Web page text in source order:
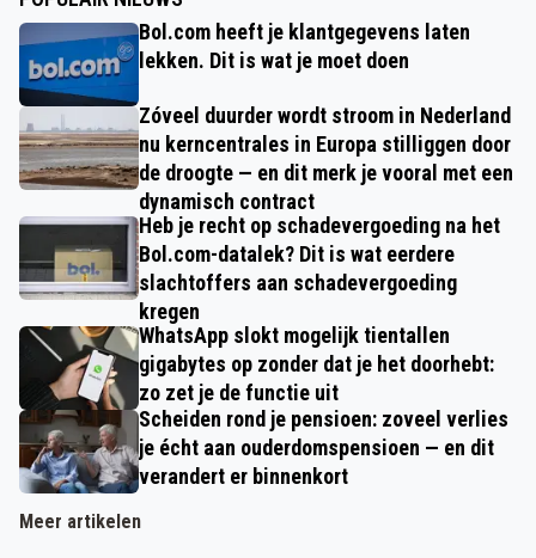
Bol.com heeft je klantgegevens laten
lekken. Dit is wat je moet doen
Zóveel duurder wordt stroom in Nederland
nu kerncentrales in Europa stilliggen door
de droogte — en dit merk je vooral met een
dynamisch contract
Heb je recht op schadevergoeding na het
Bol.com-datalek? Dit is wat eerdere
slachtoffers aan schadevergoeding
kregen
WhatsApp slokt mogelijk tientallen
gigabytes op zonder dat je het doorhebt:
zo zet je de functie uit
Scheiden rond je pensioen: zoveel verlies
je écht aan ouderdomspensioen — en dit
verandert er binnenkort
Meer artikelen